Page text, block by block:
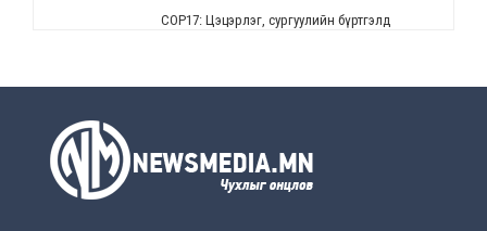
СОР17: Цэцэрлэг, сургуулийн бүртгэлд
2026-08-5